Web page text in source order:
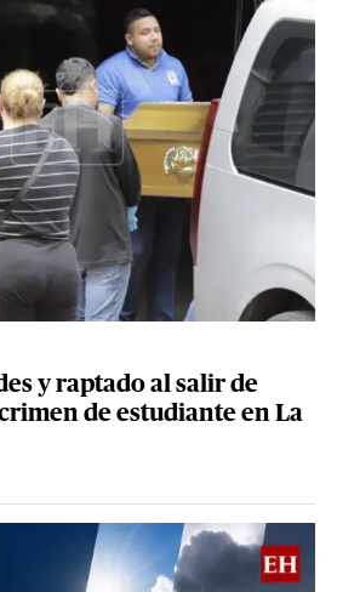
y raptado al salir de
de estudiante en La